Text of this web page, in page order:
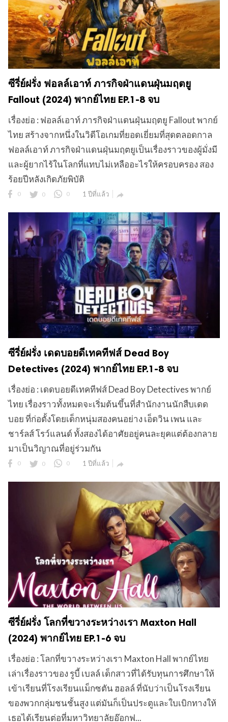
ซีรี่ย์ฝรั่ง ฟอลล์เอาท์ ภารกิจฝ่าแดนฝุ่นมฤตยู
Fallout (2024) พากย์ไทย EP.1-8 จบ
เรื่องย่อ : ฟอลล์เอาท์ ภารกิจฝ่าแดนฝุ่นมฤตยู Fallout พากย์
ไทย สร้างจากหนึ่งในวิดีโอเกมที่ยอดเยี่ยมที่สุดตลอดกาล
ฟอลล์เอาท์ ภารกิจฝ่าแดนฝุ่นมฤตยูเป็นเรื่องราวของผู้มั่งมี
และผู้ยากไร้ในโลกที่แทบไม่เหลืออะไรให้ครอบครอง สอง
ร้อยปีหลังเกิดภัยพิบัติ
0 0 0 1 ปีที่แล้ว 
ซีรี่ย์ฝรั่ง เดดบอยดีเทคทีฟส์ Dead Boy
Detectives (2024) พากย์ไทย EP.1-8 จบ
เรื่องย่อ : เดดบอยดีเทคทีฟส์ Dead Boy Detectives พากย์
ไทย เรื่องราวทั้งหมดจะเริ่มต้นขึ้นที่สำนักงานนักสืบเดด
บอย ที่ก่อตั้งโดยเด็กหนุ่มสองคนอย่าง เอ็ดวิน เพน และ
ชาร์ลส์ โรว์แลนด์ ทั้งสองได้อาศัยอยู่คนละยุคแต่ต้องกลาย
มาเป็นวิญาณที่อยู่ร่วมกัน
0 0 0 1 ปีที่แล้ว 
ซีรี่ย์ฝรั่ง โลกที่ขวางระหว่างเรา Maxton Hall
(2024) พากย์ไทย EP.1-6 จบ
เรื่องย่อ : โลกที่ขวางระหว่างเรา Maxton Hall พากย์ไทย
เล่าเรื่องราวของ รูบี้ เบลล์ เด็กสาวที่ได้รับทุนการศึกษาให้
เข้าเรียนที่โรงเรียนแม็กซตัน ฮอลล์ ที่นับว่าเป็นโรงเรียน
ของพวกกลุ่มชนชั้นสูง แต่มันก็เป็นประตูและใบเบิกทางให้
เธอได้เรียนต่อที่มหาวิทยาลัยอ๊อกฟ...